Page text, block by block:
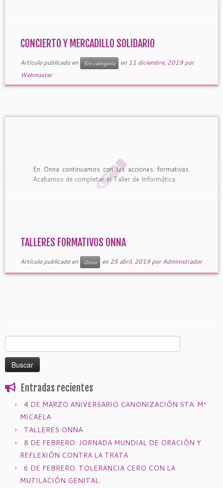
CONCIERTO Y MERCADILLO SOLIDARIO
Artículo publicado en Sin categoría en 11 diciembre, 2019 por
Webmaster
En Onna continuamos con las acciones formativas.
Acabamos de completar el Taller de Informática.
TALLERES FORMATIVOS ONNA
Artículo publicado en Onna en 25 abril, 2019 porAdministrador
Entradas recientes
4 DE MARZO ANIVERSARIO CANONIZACIÓN STA. Mª
MICAELA
TALLERES ONNA
8 DE FEBRERO: JORNADA MUNDIAL DE ORACIÓN Y
REFLEXIÓN CONTRA LA TRATA
6 DE FEBRERO. TOLERANCIA CERO CON LA
MUTILACIÓN GENITAL